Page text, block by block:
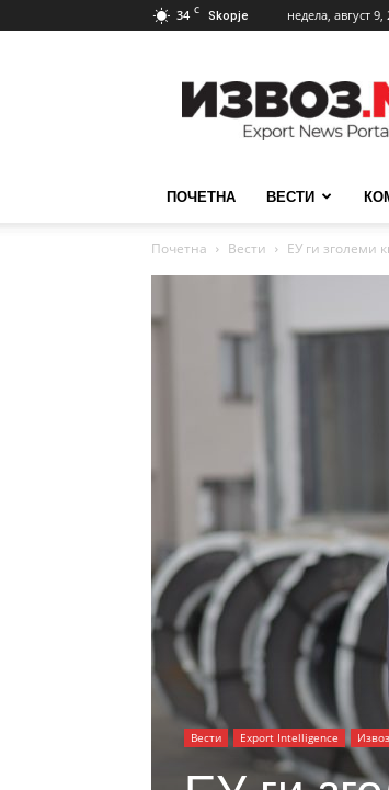
34 C Skopje недела, август 9,
ПОЧЕТНА ВЕСТИ
Почетна Вести ЕУ ги зголеми
Вести Еxport Intelligence